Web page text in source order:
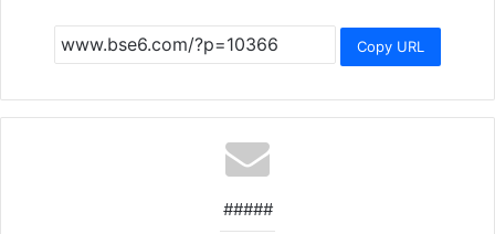
Copy URL
#####